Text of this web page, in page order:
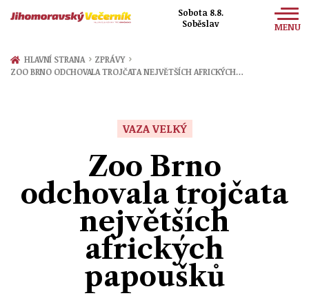
Sobota 8.8.
Soběslav
MENU
Zprávy
HLAVNÍ STRANA › ZPRÁVY ›
ZOO BRNO ODCHOVALA TROJČATA NEJVĚTŠÍCH AFRICKÝCH…
VAZA VELKÝ
Zoo Brno
odchovala trojčata
největších
afrických
papoušků